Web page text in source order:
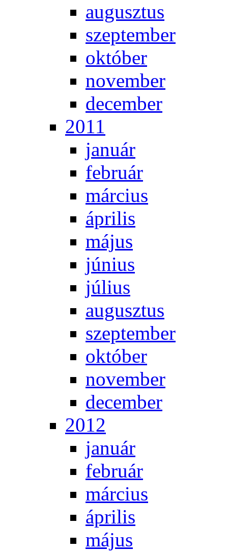
au­gusz­tus
szep­tem­ber
ok­tó­ber
no­vem­ber
de­cem­ber
2011
ja­nu­ár
feb­ru­ár
már­ci­us
áp­ri­lis
má­jus
jú­ni­us
jú­li­us
au­gusz­tus
szep­tem­ber
ok­tó­ber
no­vem­ber
de­cem­ber
2012
ja­nu­ár
feb­ru­ár
már­ci­us
áp­ri­lis
má­jus